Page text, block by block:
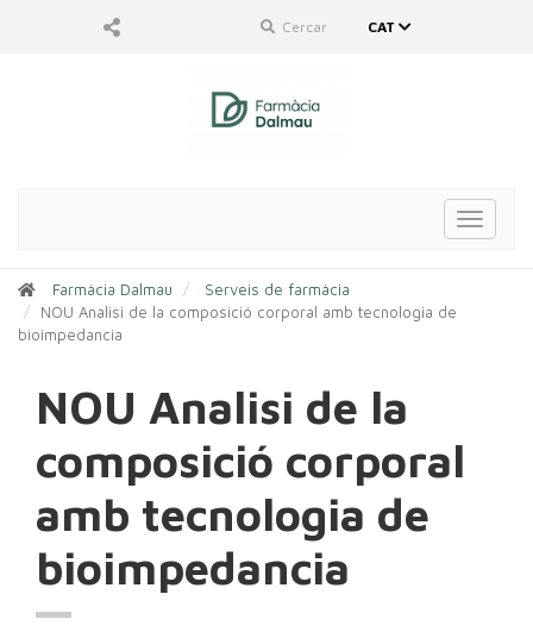
Cercar CAT
Toggle
Farmàcia Dalmau
Serveis de farmàcia
NOU Analisi de la composició corporal amb tecnologia de
bioimpedancia
NOU Analisi de la
composició corporal
amb tecnologia de
bioimpedancia